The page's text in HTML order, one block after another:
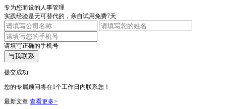
专为您而设的人事管理
实践经验是无可替代的，亲自试用免费7天
请填写正确的手机号
与我联系
提交成功
您的专属顾问将在1个工作日内联系您！
最新文章 查看更多>